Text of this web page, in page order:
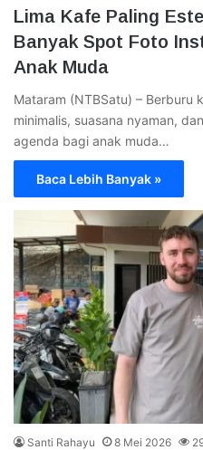
Lima Kafe Paling
Banyak Spot Foto
Anak Muda
Mataram (NTBSatu) – Berburu
minimalis, suasana nyaman,
agenda bagi anak muda…
Baca Lebih Banyak »
Santi Rahayu 8 Mei 2026